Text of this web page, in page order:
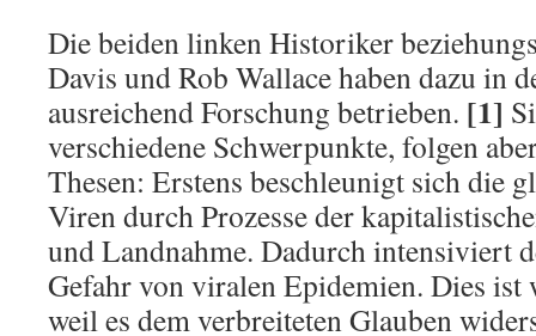
Die beiden linken Historiker
Davis und Rob Wallace haben dazu in
ausreichend Forschung betrieben. [1]
verschiedene Schwerpunkte, folgen
Thesen: Erstens beschleunigt sich die
Viren durch Prozesse der
und Landnahme. Dadurch intensiviert
Gefahr von viralen Epidemien. Dies ist
weil es dem verbreiteten Glauben